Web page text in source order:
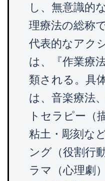
し、無意識的
理療法の総称
代表的なアク
は、『作業療
類される。具
は、音楽療法
トセラピー（
粘土・彫刻な
ング（役割行
ラマ（心理劇